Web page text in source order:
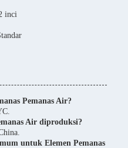
inci
Pemanas Air?
Air diproduksi?
untuk Elemen Pemanas